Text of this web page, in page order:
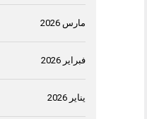
مارس 2026
فبراير 2026
يناير 2026